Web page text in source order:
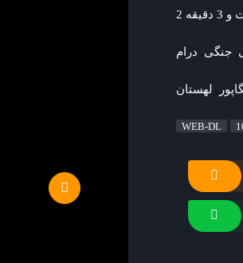
جنگی درام
لهستان
WEB-DL